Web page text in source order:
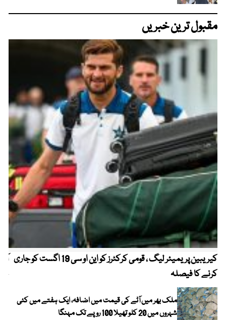
مقبول ترین خبریں
کیریبین پریمیئر لیگ ، قومی کرکٹرز کو این او سی 19 اگست کو جاری
کرنے کا فیصلہ
ملک بھر میں آٹے کی قیمت میں اضافہ، ایک ہفتے میں کئی
شہروں میں 20 کلو تھیلا 100 روپے تک مہنگا